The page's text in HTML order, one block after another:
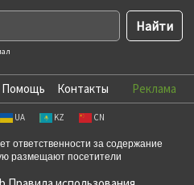
Помощь Контакты Реклама
UA KZ CN
ответственности за содержание
размещают посетители